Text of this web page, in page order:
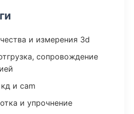
и измерения 3d
сопровождение
и cam
и упрочнение